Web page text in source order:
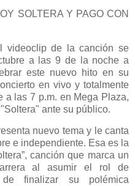
SOLTERA Y PAGO CON
videoclip de la canción se
a las 9 de la noche a
este nuevo hito en su
en vivo y totalmente
a las 7 p.m. en Mega Plaza,
ante su público.
nuevo tema y le canta
e independiente. Esa es la
canción que marca un
al asumir el rol de
de finalizar su polémica